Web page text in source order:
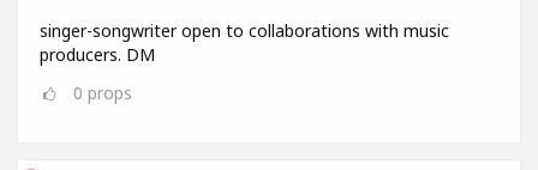
singer-songwriter open to collaborations with music
producers. DM
0 props